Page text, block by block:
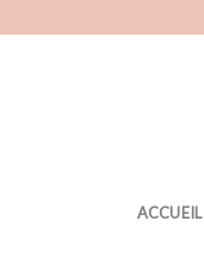
ACCUEIL